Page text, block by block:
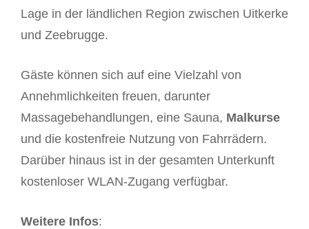
Lage in der ländlichen Region zwischen Uitkerke
und Zeebrugge.
Gäste können sich auf eine Vielzahl von
Annehmlichkeiten freuen, darunter
Massagebehandlungen, eine Sauna, Malkurse
und die kostenfreie Nutzung von Fahrrädern.
Darüber hinaus ist in der gesamten Unterkunft
kostenloser WLAN-Zugang verfügbar.
Weitere Infos: